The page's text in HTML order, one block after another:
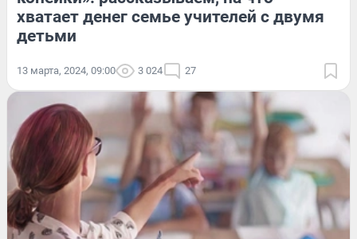
хватает денег семье учителей с двумя
детьми
13 марта, 2024, 09:00 3 024 27